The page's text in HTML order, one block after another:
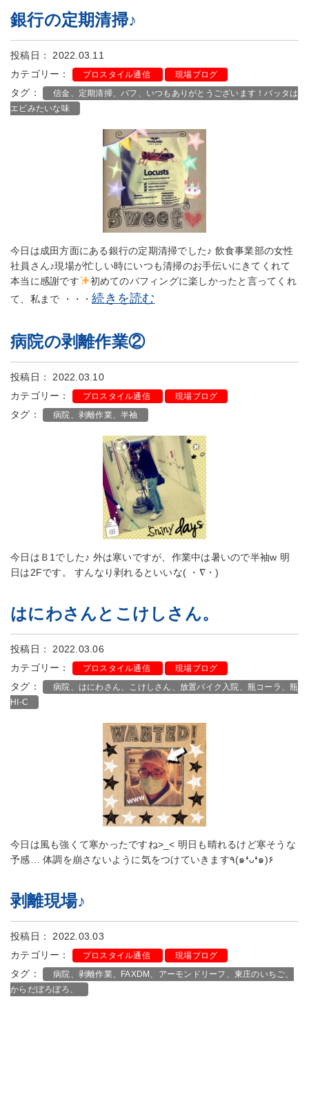
銀行の定期清掃♪
投稿日： 2022.03.11
カテゴリー：
プロスタイル通信 現場ブログ
タグ：
信金、定期清掃、バフ、いつもありがとうございます！バッタは
エビみたいな味
今日は成田方面にある銀行の定期清掃でした♪ 飲食事業部の女性
社員さん♪現場が忙しい時にいつも清掃のお手伝いにきてくれて
本当に感謝です
初めてのバフィングに楽しかったと言ってくれ
て、私まで ・・・続きを読む
病院の剥離作業②
投稿日： 2022.03.10
カテゴリー：
プロスタイル通信 現場ブログ
タグ： 病院、剥離作業、半袖
今日はＢ1でした♪ 外は寒いですが、作業中は暑いので半袖w 明
日は2Fです。 すんなり剥れるといいな( ・∇・)
はにわさんとこけしさん。
投稿日： 2022.03.06
カテゴリー：
プロスタイル通信 現場ブログ
タグ：
病院、はにわさん、こけしさん、放置バイク入院、瓶コーラ、瓶
HI-C
今日は風も強くて寒かったですね>_< 明日も晴れるけど寒そうな
予感… 体調を崩さないように気をつけていきます٩(๑❛ᴗ❛๑)۶
剥離現場♪
投稿日： 2022.03.03
カテゴリー：
プロスタイル通信 現場ブログ
タグ：
病院、剥離作業、FAXDM、アーモンドリーフ、東庄のいちご、
からだぼろぼろ、